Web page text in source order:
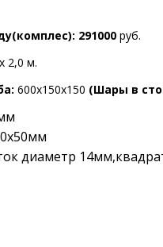
291000 руб.
2,0 м.
600х150х150 (Шары в
диаметр